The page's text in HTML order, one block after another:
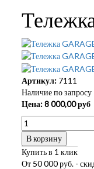
Артикул:7111
Наличие по запросу
Цена:8 000,00руб
В корзину
Купить в 1 клик
От 50 000 руб. -